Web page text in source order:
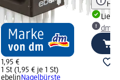
1,95 €
1 St (1,95 € je 1 St)
ebelinNagelbürste
dm